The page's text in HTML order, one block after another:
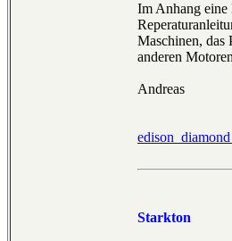
Im Anhang
Maschinen, das
anderen
Andreas
Starkton